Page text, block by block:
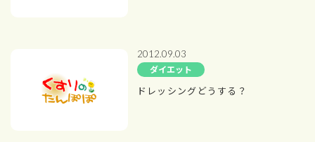
2012.09.03
ダイエット
ドレッシングどうする？